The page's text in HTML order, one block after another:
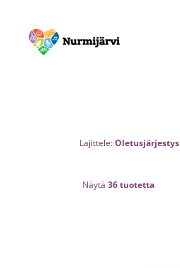
content
Lajittele:Oletusjärjestys
Näytä 36 tuotetta